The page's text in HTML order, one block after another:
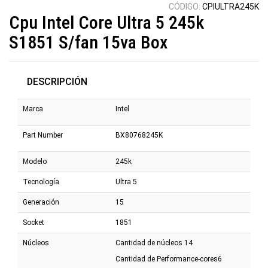
CÓDIGO: CPIULTRA245K
Cpu Intel Core Ultra 5 245k
S1851 S/fan 15va Box
DESCRIPCIÓN
Marca Intel
Part Number BX80768245K
Modelo 245k
Tecnología Ultra 5
Generación 15
Socket 1851
Núcleos
Cantidad de núcleos 14
Cantidad de Performance-cores6